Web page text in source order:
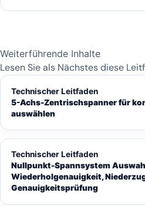
Weiterführende Inhalte
Lesen Sie als Nächstes diese
Technischer Leitfaden
5-Achs-Zentrischspanner für
auswählen
Technischer Leitfaden
Nullpunkt-Spannsystem
Wiederholgenauigkeit,
Genauigkeitsprüfung